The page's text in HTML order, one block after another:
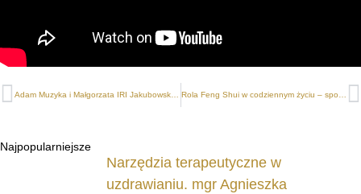
Adam Muzyka i Małgorzata IRI Jakubowska – Wieczór autorski | 8 listopada 2023 Rola Feng Shui w codziennym życiu – spotkanie drugie. Remigiusz Senska i Adam Muzyka
Najpopularniejsze
Narzędzia terapeutyczne w
uzdrawianiu. mgr Agnieszka